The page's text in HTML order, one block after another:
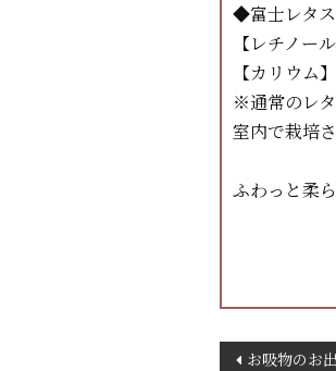
◆富士レタ
【レチノー
【カリウム
※通常のレ
室内で栽培
ふわっと柔
お吸物のお